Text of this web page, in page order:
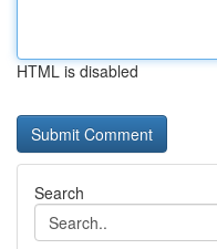
HTML is disabled
Search